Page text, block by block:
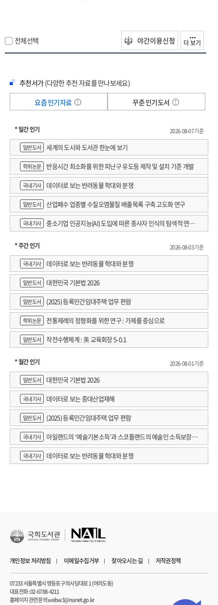
전체선택 야간이용신청 더 보기
추천서가(다양한 추천 자료를 만나보세요)
요즘 인기자료
꾸준 인기도서
* 일간 인기
2026-08-07 기준
일반도서
세계의 도시와 도서관 한눈에 보기
학위논문 반응시간 최소화를 위한 피난구 유도등 제작 및 설치 기준 개발
국내기사 데이터로 보는 반려동물 학대와 분쟁
일반도서 산업폐수 업종별 수질오염물질 배출목록 구축 고도화 연구
국내기사
중소기업 인공지능(AI) 도입에 따른 종사자 인식의 탐색적 연구 :
* 주간 인기
2026-08-03 기준
국내기사
데이터로 보는 반려동물 학대와 분쟁
일반도서 대한민국 기본법 2026
일반도서 (2025) 등록민간임대주택 업무 편람
학위논문 전통제례의 정형화를 위한 연구 : 가제를 중심으로
일반도서 작전수행체계 : 美 교육회장 5-0.1
* 월간 인기
2026-08-01 기준
일반도서
대한민국 기본법 2026
국내기사 데이터로 보는 중대산업재해
일반도서 (2025) 등록민간임대주택 업무 편람
국내기사
아일랜드의 ‘예술기본소득’과 스코틀랜드의 예술인 소득보장정
책 논의
국내기사 데이터로 보는 반려동물 학대와 분쟁
개인정보 처리방침 이메일수집거부 찾아오시는 길 저작권정책
07233 서울특별시 영등포구 의사당대로 1 (여의도동)
대표전화 : 02-6788-4211
홈페이지 관련 문의 webw3@nanet.go.kr